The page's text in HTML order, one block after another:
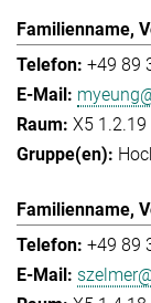
+49 89
X5 1.2.19
+49 89